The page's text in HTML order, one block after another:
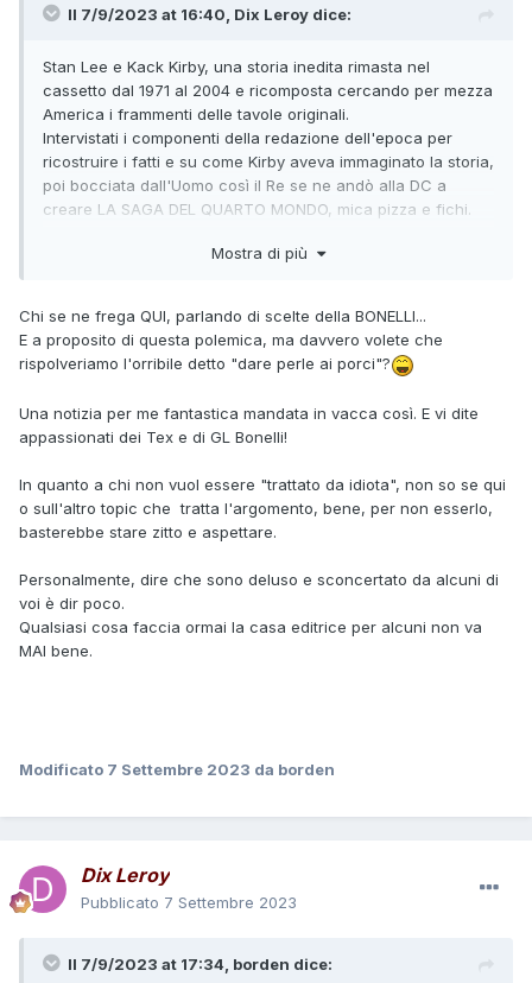
Il 7/9/2023 at 16:40, Dix Leroy dice:
Stan Lee e Kack Kirby, una storia inedita rimasta nel
cassetto dal 1971 al 2004 e ricomposta cercando per mezza
America i frammenti delle tavole originali.
Intervistati i componenti della redazione dell'epoca per
ricostruire i fatti e su come Kirby aveva immaginato la storia,
poi bocciata dall'Uomo così il Re se ne andò alla DC a
creare LA SAGA DEL QUARTO MONDO, mica pizza e fichi.
colorate e letterate, per poi affiancare il materiale d'epoca
in più parliamo dei Fantastici Quattro.
Magari c'è qualcosa da imparare in merito, eh...
Mostra di più
Chi se ne frega QUI, parlando di scelte della BONELLI...
E a proposito di questa polemica, ma davvero volete che
rispolveriamo l'orribile detto "dare perle ai porci"?
Una notizia per me fantastica mandata in vacca così. E vi dite
appassionati dei Tex e di GL Bonelli!
In quanto a chi non vuol essere "trattato da idiota", non so se qui
o sull'altro topic che tratta l'argomento, bene, per non esserlo,
basterebbe stare zitto e aspettare.
Personalmente, dire che sono deluso e sconcertato da alcuni di
voi è dir poco.
Qualsiasi cosa faccia ormai la casa editrice per alcuni non va
MAI bene.
Modificato 7 Settembre 2023 da borden
Dix Leroy
Pubblicato 7 Settembre 2023
Il 7/9/2023 at 17:34, borden dice: